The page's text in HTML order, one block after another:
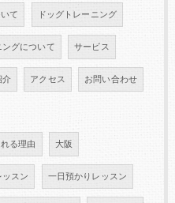
て ドッグトレーニング
グについて サービス
介 アクセス お問い合わせ
る理由 大阪
スン 一日預かりレッスン